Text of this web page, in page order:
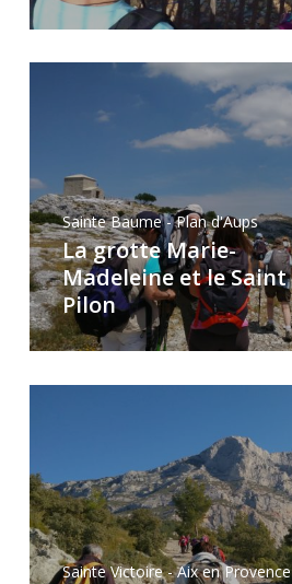
Sainte Baume - Plan d'Aups
La grotte Marie-
Madeleine et le Saint
Pilon
Sainte Victoire - Aix en Provence